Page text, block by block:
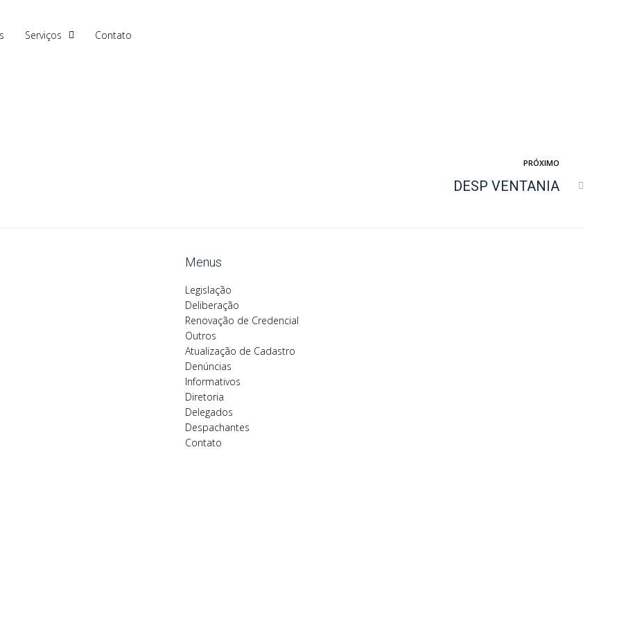
Serviços Contato
PRÓXIMO
DESP VENTANIA
Menus
Legislação
Deliberação
Renovação de Credencial
Outros
Atualização de Cadastro
Denúncias
Informativos
Diretoria
Delegados
Despachantes
Contato